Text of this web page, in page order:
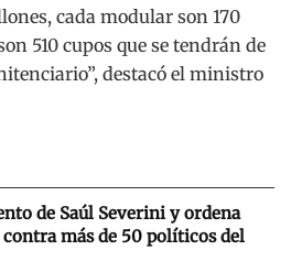
cada modular son 170
510 cupos que se tendrán de
destacó el ministro
de Saúl Severini y ordena
más de 50 políticos del